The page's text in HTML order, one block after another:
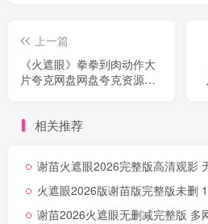
上一篇
《火遮眼》拳拳到肉动作大
片夸克网盘网盘夸克资源下
相关推荐
谢苗火遮眼2026完整版高清观影
火遮眼2026版谢苗版完整版未删
谢苗2026火遮眼无删减完整版 多